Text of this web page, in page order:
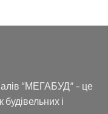
“МЕГАБУД” – це
і